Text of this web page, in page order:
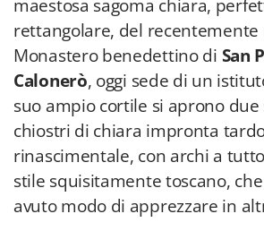
maestosa sagoma chiara,
rettangolare, del
Monastero benedettino di San
Calonerò, oggi sede di un
suo ampio cortile si aprono
chiostri di chiara impronta
rinascimentale, con archi a
stile squisitamente toscano,
avuto modo di apprezzare in